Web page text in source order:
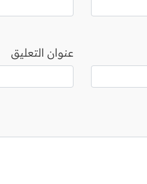
عنوان التعليق